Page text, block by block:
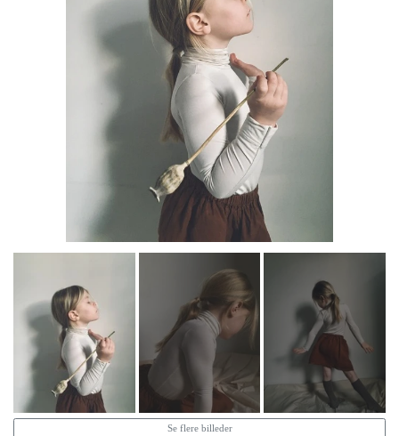
Se flere billeder